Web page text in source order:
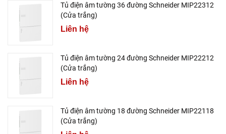
Tủ điện âm tường 36 đường Schneider MIP22312
(Cửa trắng)
Liên hệ
Tủ điện âm tường 24 đường Schneider MIP22212
(Cửa trắng)
Liên hệ
Tủ điện âm tường 18 đường Schneider MIP22118
(Cửa trắng)